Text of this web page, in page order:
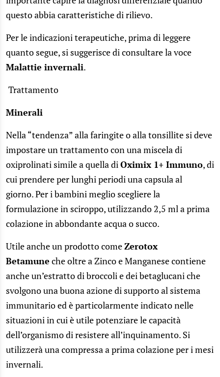
questo abbia caratteristiche di rilievo.
Per le indicazioni terapeutiche, prima di leggere
quanto segue, si suggerisce di consultare la voce
Malattie invernali.
Trattamento
Minerali
Nella “tendenza” alla faringite o alla tonsillite si deve
impostare un trattamento con una miscela di
oxiprolinati simile a quella di Oximix 1+ Immuno, di
cui prendere per lunghi periodi una capsula al
giorno. Per i bambini meglio scegliere la
formulazione in sciroppo, utilizzando 2,5 ml a prima
colazione in abbondante acqua o succo.
Utile anche un prodotto comeZerotox
Betamune che oltre a Zinco e Manganese contiene
anche un’estratto di broccoli e dei betaglucani che
svolgono una buona azione di supporto al sistema
immunitario ed è particolarmente indicato nelle
situazioni in cui è utile potenziare le capacità
dell’organismo di resistere all’inquinamento. Si
utilizzerà una compressa a prima colazione per i mesi
invernali.